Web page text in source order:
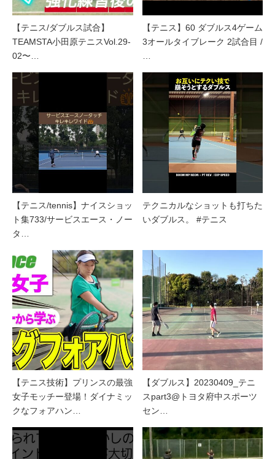
【テニス/ダブルス試合】
TEAMSTA小田原テニスVol.29-
02〜…
【テニス】60 ダブルス4ゲーム
3オールタイブレーク 2試合目 /
…
【テニス/tennis】ナイスショッ
ト集733/サービスエース・ノー
タ…
テクニカルなショットも打ちた
いダブルス。 #テニス
【テニス技術】プリンスの最強
女子モッチー登場！ダイナミッ
クなフォアハン…
【ダブルス】20230409_テニ
スpart3@トヨタ府中スポーツ
セン…